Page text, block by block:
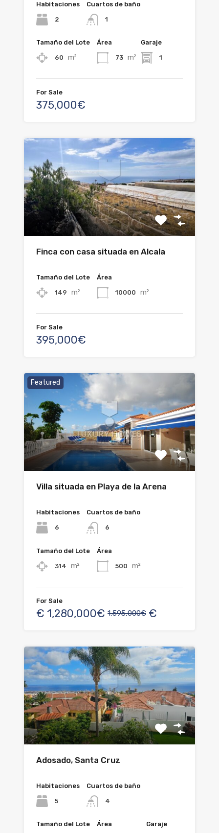
Habitaciones
2
Cuartos de baño
1
Tamaño del Lote
60 m²
Área
73 m²
Garaje
1
For Sale
375,000€
Finca con casa situada en Alcala
Tamaño del Lote
149 m²
Área
10000 m²
For Sale
395,000€
Featured
Villa situada en Playa de la Arena
Habitaciones
6
Cuartos de baño
6
Tamaño del Lote
314 m²
Área
500 m²
For Sale
€ 1,280,000€ 1,595,000€ €
Adosado, Santa Cruz
Habitaciones
5
Cuartos de baño
4
Tamaño del Lote Área Garaje